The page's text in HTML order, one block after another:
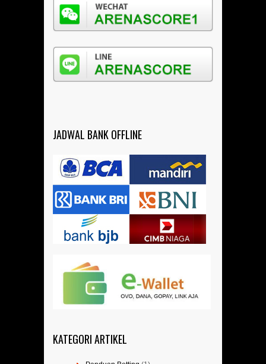
JADWAL BANK OFFLINE
KATEGORI ARTIKEL